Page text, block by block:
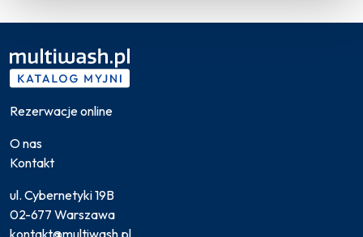
Rezerwacje online
O nas
Kontakt
ul. Cybernetyki 19B
02-677 Warszawa
kontakt@multiwash.pl